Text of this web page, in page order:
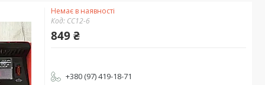
Немає в наявності
Код: СС12-6
849 ₴
+380 (97) 419-18-71